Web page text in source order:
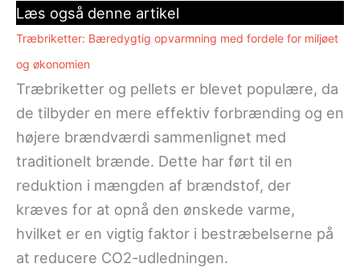
Læs også denne artikel
Træbriketter: Bæredygtig opvarmning med fordele for miljøet
og økonomien
Træbriketter og pellets er blevet populære, da
de tilbyder en mere effektiv forbrænding og en
højere brændværdi sammenlignet med
traditionelt brænde. Dette har ført til en
reduktion i mængden af brændstof, der
kræves for at opnå den ønskede varme,
hvilket er en vigtig faktor i bestræbelserne på
at reducere CO2-udledningen.